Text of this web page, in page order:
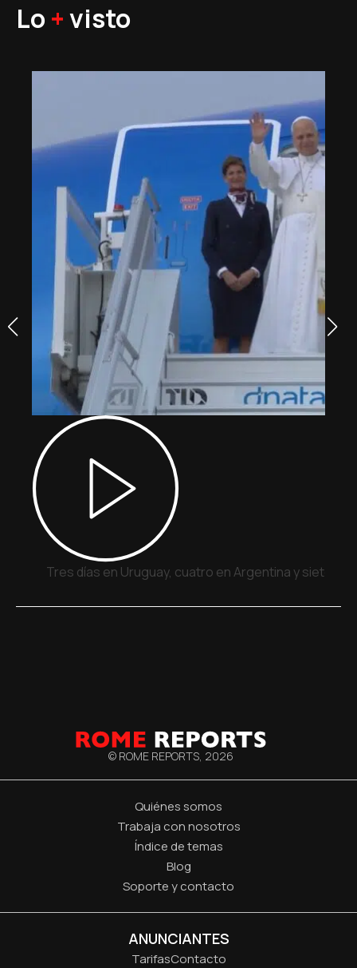
Lo +visto
Tres días en Uruguay, cuatro en Argentina y siete
© ROME REPORTS, 2026
Quiénes somos
Trabaja con nosotros
Índice de temas
Blog
Soporte y contacto
ANUNCIANTES
TarifasContacto